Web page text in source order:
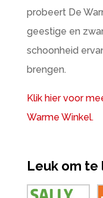
probeert De
geestige en
schoonheid
brengen.
Klik hier voor
Warme Winkel.
Leuk om te